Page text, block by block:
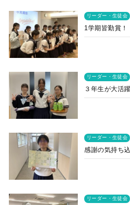
リーダー・生徒会
1学期皆勤賞！
リーダー・生徒会
３年生が大活躍
リーダー・生徒会
感謝の気持ち
リーダー・生徒会